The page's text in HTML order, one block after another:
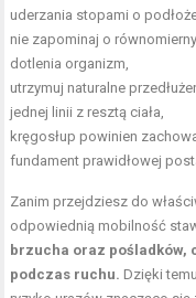
uderzania stopami o
nie zapominaj o
dotlenia organizm,
utrzymuj naturalne
jednej linii z resztą ciała,
kręgosłup powinien
fundament prawidłowej
Zanim przejdziesz do
odpowiednią mobilność
brzucha oraz pośladków,
podczas ruchu. Dzięki